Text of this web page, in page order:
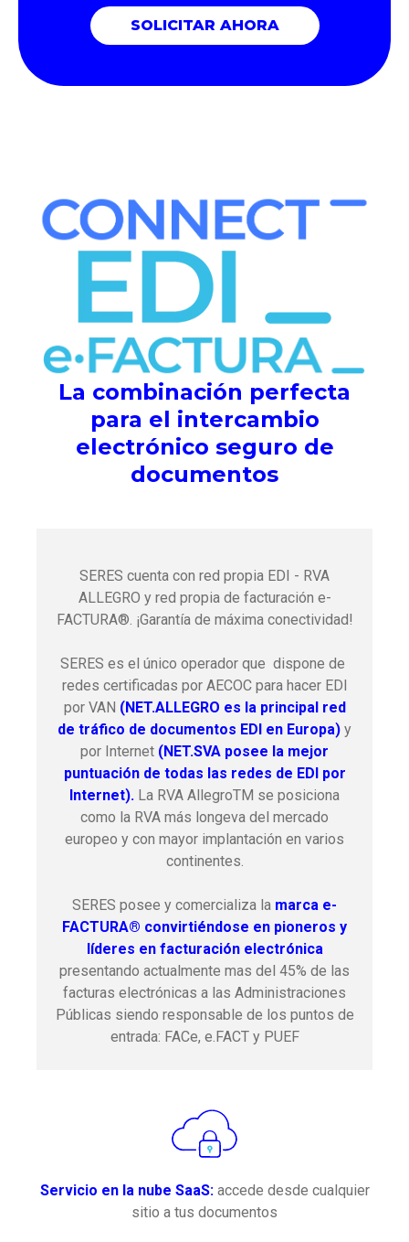
La combinación perfecta
para el intercambio
electrónico seguro de
documentos
SERES cuenta con red propia EDI - RVA
ALLEGRO y red propia de facturación e-
FACTURA®. ¡Garantía de máxima conectividad!
SERES es el único operador que dispone de
redes certificadas por AECOC para hacer EDI
por VAN (NET.ALLEGRO es la principal red
de tráfico de documentos EDI en Europa) y
por Internet (NET.SVA posee la mejor
puntuación de todas las redes de EDI por
Internet). La RVA AllegroTM se posiciona
como la RVA más longeva del mercado
europeo y con mayor implantación en varios
continentes.
SERES posee y comercializa la marca e-
FACTURA® convirtiéndose en pioneros y
líderes en facturación electrónica
presentando actualmente mas del 45% de las
facturas electrónicas a las Administraciones
Públicas siendo responsable de los puntos de
entrada: FACe, e.FACT y PUEF
Servicio en la nube SaaS:accede desde cualquier
sitio a tus documentos